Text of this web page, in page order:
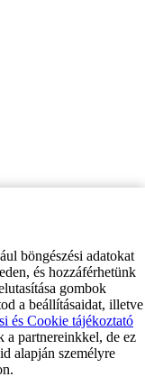
böngészési adatokat
és hozzáférhetünk
gombok
a beállításaidat, illetve
és Cookie tájékoztató
a partnereinkkel, de ez
alapján személyre